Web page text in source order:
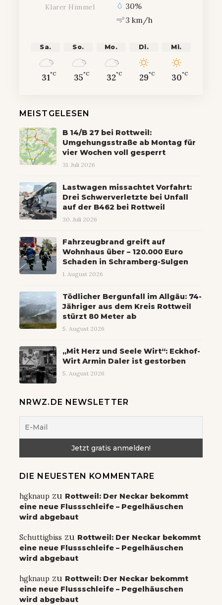
Klarer Himmel
30%
3 km/h
Sa.
31°C
So.
35°C
Mo.
32°C
Di.
29°C
Mi.
30°C
MEISTGELESEN
B 14/B 27 bei Rottweil:
Umgehungsstraße ab Montag für
vier Wochen voll gesperrt
31. Juli 2026
Lastwagen missachtet Vorfahrt:
Drei Schwerverletzte bei Unfall
auf der B462 bei Rottweil
30. Juli 2026
Fahrzeugbrand greift auf
Wohnhaus über – 120.000 Euro
Schaden in Schramberg-Sulgen
1. August 2026
Tödlicher Bergunfall im Allgäu: 74-
Jähriger aus dem Kreis Rottweil
stürzt 80 Meter ab
5. August 2026
„Mit Herz und Seele Wirt“: Eckhof-
Wirt Armin Daler ist gestorben
5. August 2026
NRWZ.DE NEWSLETTER
DIE NEUESTEN KOMMENTARE
hgknaup zu Rottweil: Der Neckar bekommt
eine neue Flussschleife – Pegelhäuschen
wird abgebaut
Schuttigbiss zu Rottweil: Der Neckar bekommt
eine neue Flussschleife – Pegelhäuschen
wird abgebaut
hgknaup zu Rottweil: Der Neckar bekommt
eine neue Flussschleife – Pegelhäuschen
wird abgebaut